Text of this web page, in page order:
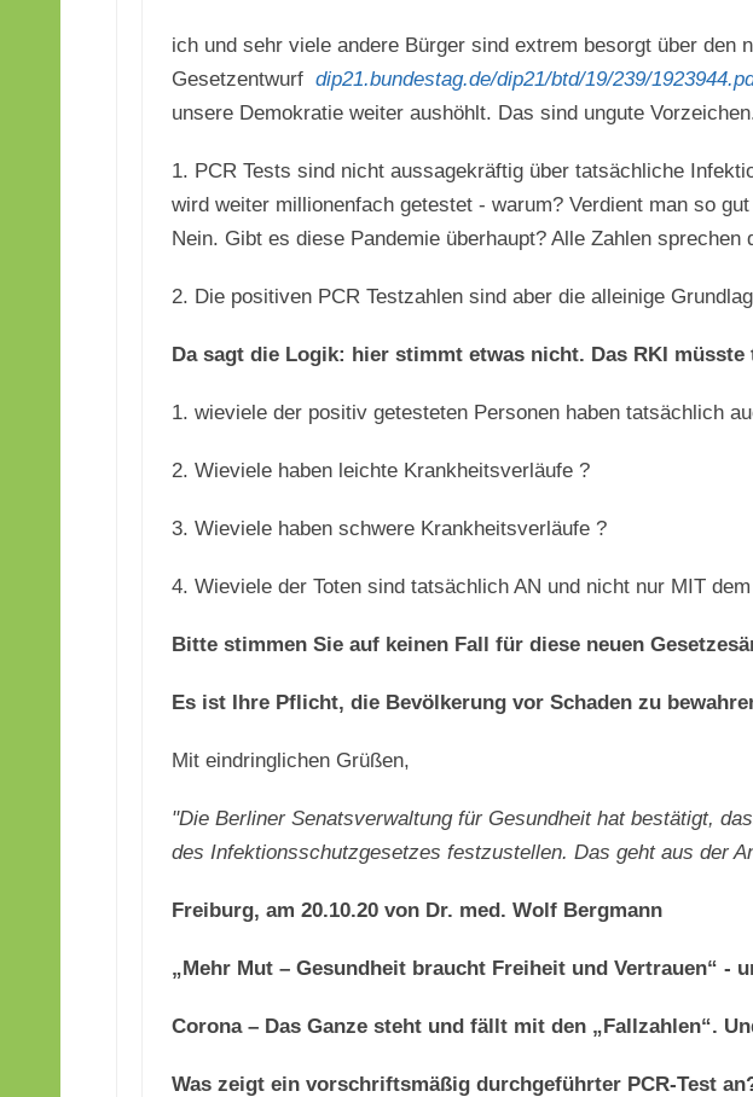
ich und sehr viele andere Bürger sind extrem besorgt über den
Gesetzentwurf dip21.bundestag.de/dip21/btd/19/239/
unsere Demokratie weiter aushöhlt. Das sind ungute
1. PCR Tests sind nicht aussagekräftig über tatsächliche
wird weiter millionenfach getestet - warum? Verdient man so
Nein. Gibt es diese Pandemie überhaupt? Alle Zahlen sprechen
2. Die positiven PCR Testzahlen sind aber die alleinige
Da sagt die Logik: hier stimmt etwas nicht. Das RKI
1. wieviele der positiv getesteten Personen haben tatsächlich
2. Wieviele haben leichte Krankheitsverläufe ?
3. Wieviele haben schwere Krankheitsverläufe ?
4. Wieviele der Toten sind tatsächlich AN und nicht nur MIT
Bitte stimmen Sie auf keinen Fall für diese neuen
Es ist Ihre Pflicht, die Bevölkerung vor Schaden zu
Mit eindringlichen Grüßen,
"Die Berliner Senatsverwaltung für Gesundheit hat bestätigt,
des Infektionsschutzgesetzes festzustellen. Das geht aus der
Freiburg, am 20.10.20 von Dr. med. Wolf Bergmann
„Mehr Mut – Gesundheit braucht Freiheit und Vertrauen“ -
Corona – Das Ganze steht und fällt mit den „Fallzahlen“.
Was zeigt ein vorschriftsmäßig durchgeführter PCR-Test